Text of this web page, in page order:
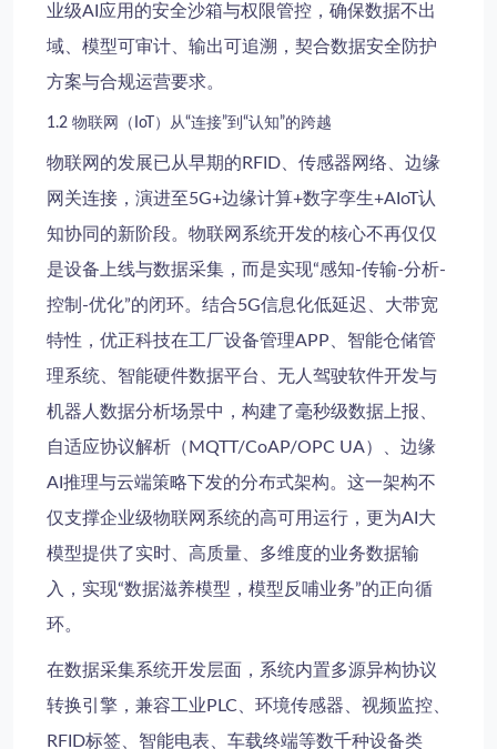
业级AI应用 的安全沙箱与权限管控，确保数据不出
域、模型可审计、输出可追溯，契合数据安全防护
方案与合规运营要求。
1.2 物联网（IoT）从“连接”到“认知”的跨越
物联网的发展已从早期的RFID、传感器网络、边缘
网关连接，演进至5G+边缘计算+数字孪生+AIoT认
知协同的新阶段。 物联网系统开发的核心不再仅仅
是设备上线与数据采集，而是实现“感知-传输-分析-
控制-优化”的闭环。结合5G信息化低延迟、大带宽
特性，优正科技在 工厂设备管理APP
智能仓储管
理系统
智能硬件数据平台 无人驾驶软件开发与
机器人数据分析场景中，构建了毫秒级数据上报、
自适应协议解析（MQTT/CoAP/OPC UA）、边缘
AI推理与云端策略下发的分布式架构。这一架构不
仅支撑企业级物联网系统的高可用运行，更为AI大
模型提供了实时、高质量、多维度的业务数据输
入，实现“数据滋养模型，模型反哺业务”的正向循
环。
在数据采集系统开发层面，系统内置多源异构协议
转换引擎，兼容工业PLC、环境传感器、视频监控、
RFID标签、智能电表、车载终端等数千种设备类